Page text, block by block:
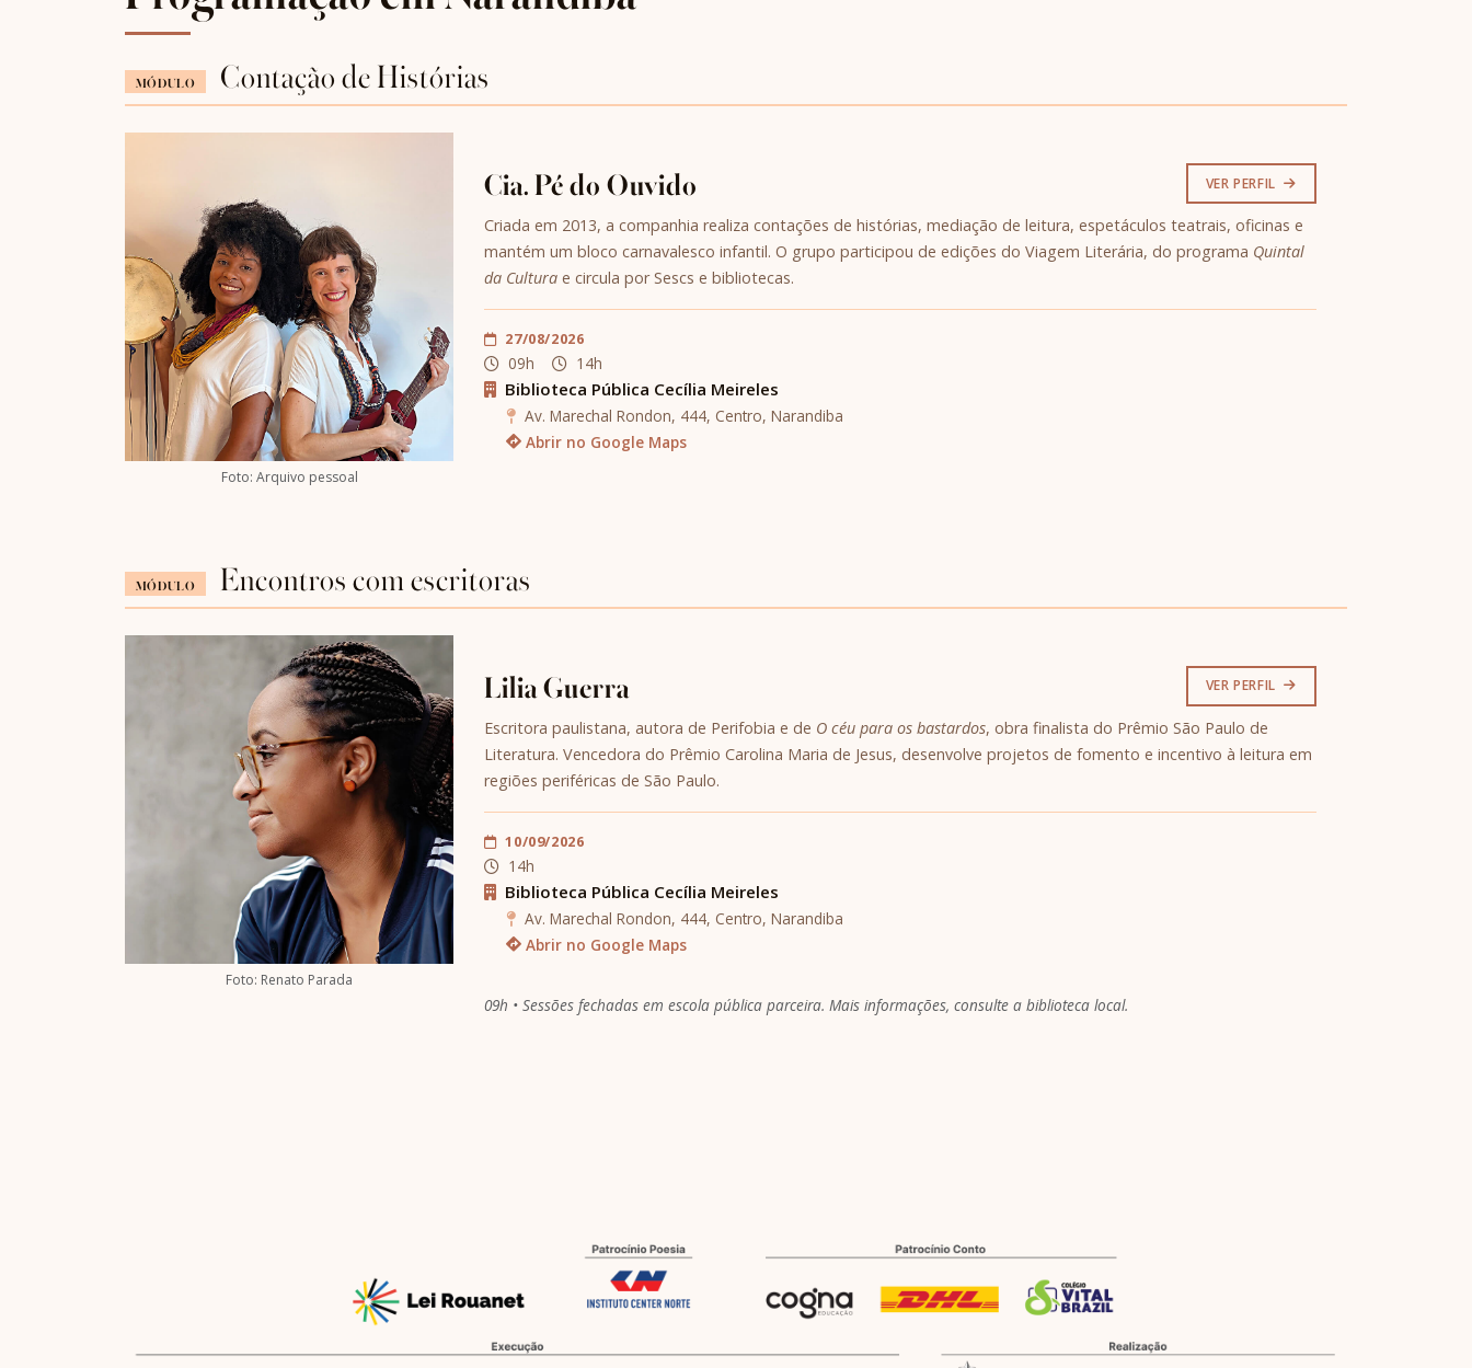
MÓDULO Contação de Histórias
Foto: Arquivo pessoal
Cia. Pé do Ouvido VER PERFIL
Criada em 2013, a companhia realiza contações de histórias, mediação de leitura, espetáculos teatrais, oficinas e
mantém um bloco carnavalesco infantil. O grupo participou de edições do Viagem Literária, do programa Quintal
da Cultura e circula por Sescs e bibliotecas.
27/08/2026
09h 14h
Biblioteca Pública Cecília Meireles
Av. Marechal Rondon, 444, Centro, Narandiba
Abrir no Google Maps
MÓDULO Encontros com escritoras
Foto: Renato Parada
Lilia Guerra VER PERFIL
Escritora paulistana, autora de Perifobia e de O céu para os bastardos, obra finalista do Prêmio São Paulo de
Literatura. Vencedora do Prêmio Carolina Maria de Jesus, desenvolve projetos de fomento e incentivo à leitura em
regiões periféricas de São Paulo.
10/09/2026
14h
Biblioteca Pública Cecília Meireles
Av. Marechal Rondon, 444, Centro, Narandiba
Abrir no Google Maps
09h • Sessões fechadas em escola pública parceira. Mais informações, consulte a biblioteca local.